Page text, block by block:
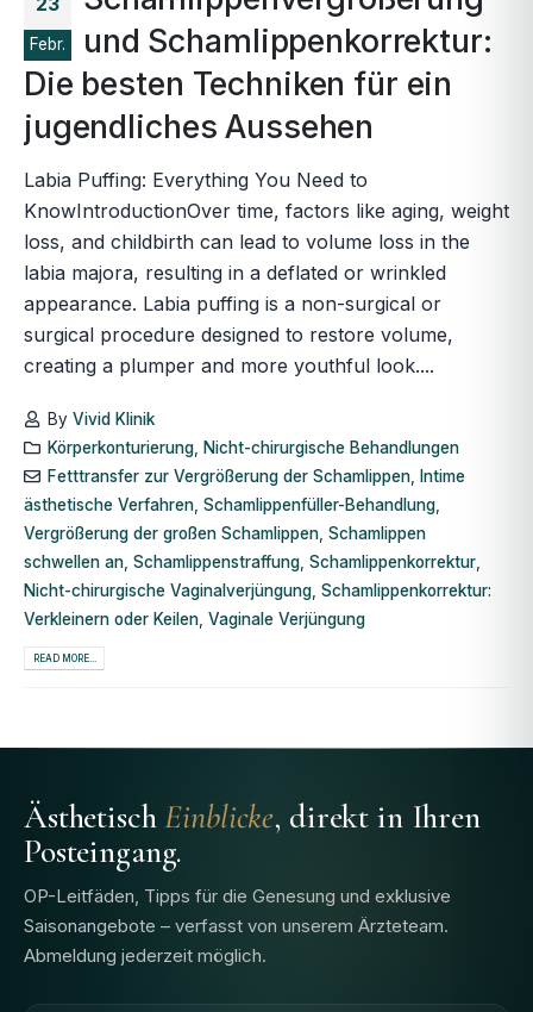
Febr.
und Schamlippenkorrektur:
Die besten Techniken für ein
jugendliches Aussehen
Labia Puffing: Everything You Need to
KnowIntroductionOver time, factors like aging, weight
loss, and childbirth can lead to volume loss in the
labia majora, resulting in a deflated or wrinkled
appearance. Labia puffing is a non-surgical or
surgical procedure designed to restore volume,
creating a plumper and more youthful look....
By Vivid Klinik
Körperkonturierung,
Nicht-chirurgische Behandlungen
Fetttransfer zur Vergrößerung der Schamlippen,
Intime
ästhetische Verfahren Schamlippenfüller-Behandlung
Vergrößerung der großen Schamlippen Schamlippen
schwellen an Schamlippenstraffung Schamlippenkorrektur
Nicht-chirurgische Vaginalverjüngung Schamlippenkorrektur:
Verkleinern oder Keilen Vaginale Verjüngung
READ MORE...
ÄsthetischEinblicke, direkt in Ihren
Posteingang.
OP-Leitfäden, Tipps für die Genesung und exklusive
Saisonangebote – verfasst von unserem Ärzteteam.
Abmeldung jederzeit möglich.